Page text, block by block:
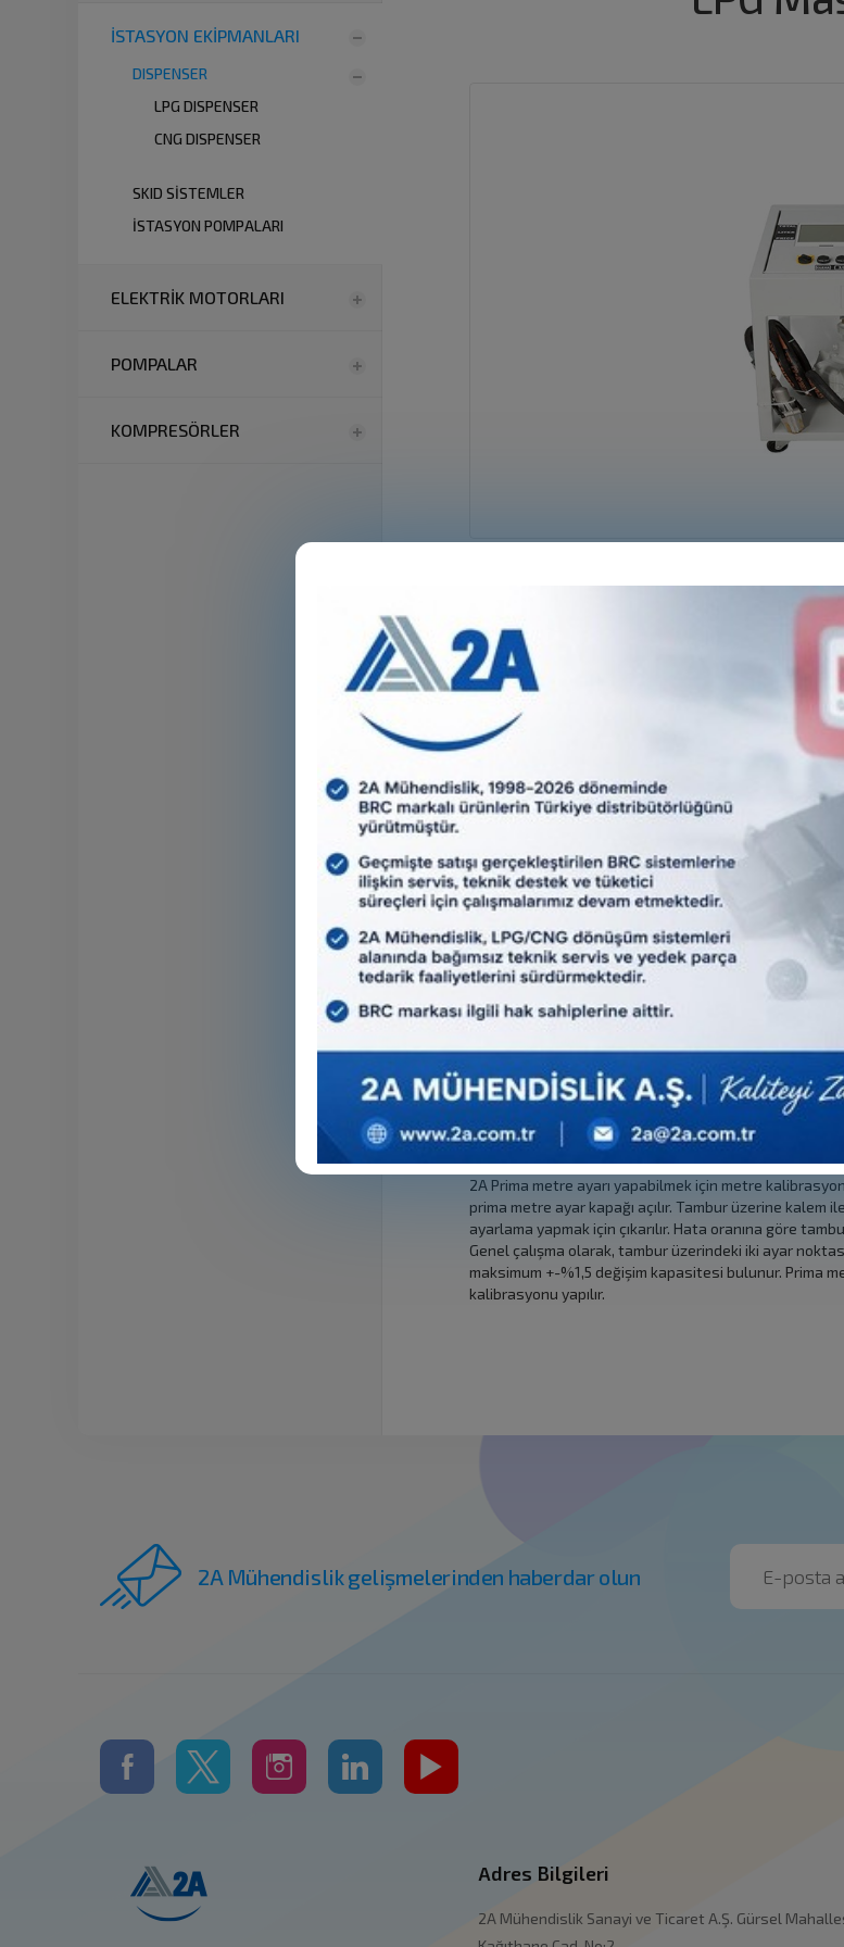
İSTASYON EKİPMANLARI
DISPENSER
LPG DISPENSER
CNG DISPENSER
SKID SİSTEMLER
İSTASYON POMPALARI
ELEKTRİK MOTORLARI
POMPALAR
KOMPRESÖRLER
2A LPG Mastermetre hakkında genel bilgiler;
LPG dispenserlarının standart servis hizmeti süreci
edilmesi tavsiye edilmektedir. 2A LPG mastermetre
Metre cinslerine göre 2 tip mastermetre
çalışan massflow metreli mastermetredir. Prima
prima metre de gerçekleşen %0,3-%0,4 aralığında
metre’nin beyan edilen ölçüm hassasiyeti max %0,2
akredite bir kuruluştan kalibrasyonlarının yaptırılmış
2A Mastermetre ile LPG istasyonundaki LPG
LPG istasyonunda yapılacak kalibrasyon işlemi için
dispenser çevresi, yetkisiz ve izinsiz kişilerin
görevli personel dışında kimse yaklaştırılmaz.
mastermetre yaklaştırılır. LPG dispenser alt kapağı
bağlanır. Varsa giriş hattı vanası açılır. LPG
dispenser üzerindeki geri dönüş hattı dolum ucu
etkilemesini engellemek için 100-150 lt arası LPG nin
sisteminin (ATC-Automatic Temperature
sağlanır. 2A LPG Mastermetre’den geçirilecek litre
toplamda 50 litre, minimum debide toplamda 20 litre
mastermetre çalıştırılır. Kalibrasyon sonucunu
sonucu mastermetre ye yazıp önce ENTER sonra
içerisinde değil ise 2A prima metre üzerinde bulunan
2A Prima metre ayarı yapabilmek için metre
prima metre ayar kapağı açılır. Tambur üzerine
ayarlama yapmak için çıkarılır. Hata oranına göre
Genel çalışma olarak, tambur üzerindeki iki ayar
maksimum +-%1,5 değişim kapasitesi bulunur. Prima
kalibrasyonu yapılır.
2A Mühendislik gelişmelerinden haberdar olun
Adres Bilgileri
2A Mühendislik Sanayi ve Ticaret A.Ş. Gürsel